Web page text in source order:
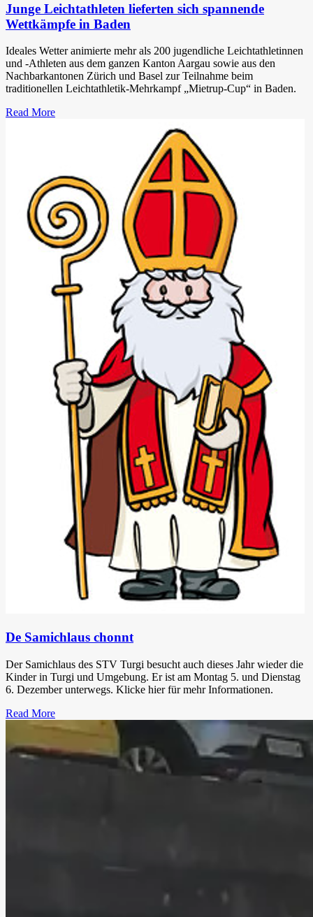
Junge Leichtathleten lieferten sich spannende
Wettkämpfe in Baden
Ideales Wetter animierte mehr als 200 jugendliche Leichtathletinnen
und -Athleten aus dem ganzen Kanton Aargau sowie aus den
Nachbarkantonen Zürich und Basel zur Teilnahme beim
traditionellen Leichtathletik-Mehrkampf „Mietrup-Cup“ in Baden.
Read More
De Samichlaus chonnt
Der Samichlaus des STV Turgi besucht auch dieses Jahr wieder die
Kinder in Turgi und Umgebung. Er ist am Montag 5. und Dienstag
6. Dezember unterwegs. Klicke hier für mehr Informationen.
Read More